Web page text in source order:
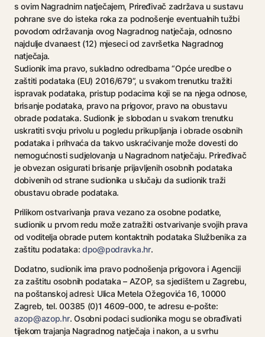
s ovim Nagradnim natječajem, Priređivač zadržava u sustavu
pohrane sve do isteka roka za podnošenje eventualnih tužbi
povodom održavanja ovog Nagradnog natječaja, odnosno
najdulje dvanaest (12) mjeseci od završetka Nagradnog
natječaja.
Sudionik ima pravo, sukladno odredbama “Opće uredbe o
zaštiti podataka (EU) 2016/679”, u svakom trenutku tražiti
ispravak podataka, pristup podacima koji se na njega odnose,
brisanje podataka, pravo na prigovor, pravo na obustavu
obrade podataka. Sudionik je slobodan u svakom trenutku
uskratiti svoju privolu u pogledu prikupljanja i obrade osobnih
podataka i prihvaća da takvo uskraćivanje može dovesti do
nemogućnosti sudjelovanja u Nagradnom natječaju. Priređivač
je obvezan osigurati brisanje prijavljenih osobnih podataka
dobivenih od strane sudionika u slučaju da sudionik traži
obustavu obrade podataka.
Prilikom ostvarivanja prava vezano za osobne podatke,
sudionik u prvom redu može zatražiti ostvarivanje svojih prava
od voditelja obrade putem kontaktnih podataka Službenika za
zaštitu podataka: dpo@podravka.hr.
Dodatno, sudionik ima pravo podnošenja prigovora i Agenciji
za zaštitu osobnih podataka – AZOP, sa sjedištem u Zagrebu,
na poštanskoj adresi: Ulica Metela Ožegovića 16, 10000
Zagreb, tel. 00385 (0)1 4609-000, te adresu e-pošte:
azop@azop.hr. Osobni podaci sudionika mogu se obrađivati
tijekom trajanja Nagradnog natječaja i nakon, a u svrhu